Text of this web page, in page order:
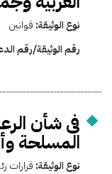
نوع الوثيقة: قوانين
رقم الوثيقة/رقم
فى شأن
المسلحة
نوع الوثيقة: قرارات